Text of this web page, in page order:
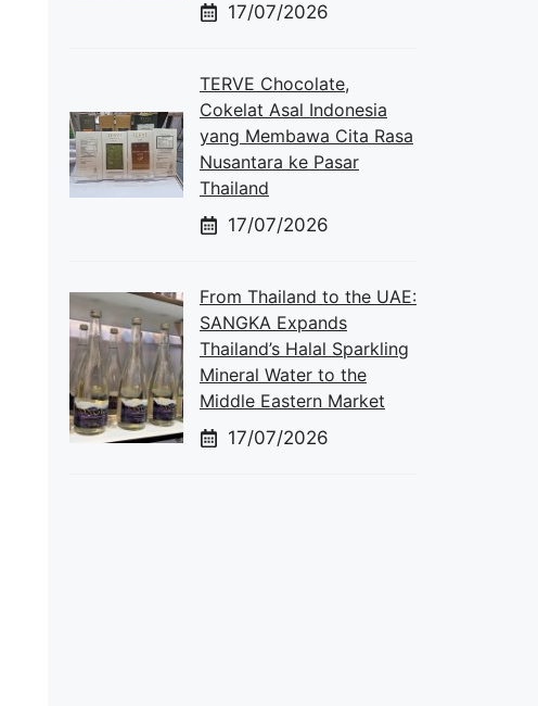
17/07/2026
TERVE Chocolate,
Cokelat Asal Indonesia
yang Membawa Cita Rasa
Nusantara ke Pasar
Thailand
17/07/2026
From Thailand to the UAE:
SANGKA Expands
Thailand’s Halal Sparkling
Mineral Water to the
Middle Eastern Market
17/07/2026